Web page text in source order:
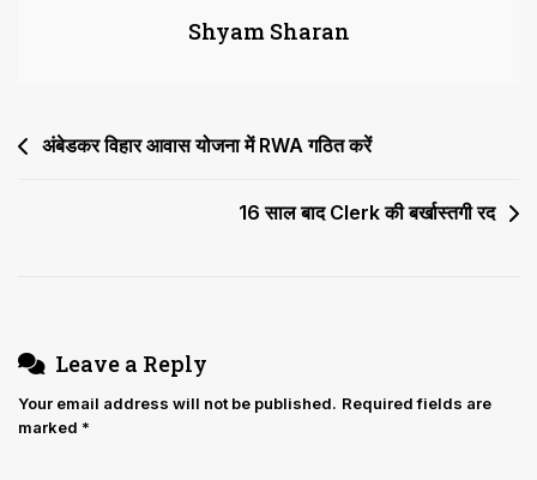
Shyam Sharan
Post
अंबेडकर विहार आवास योजना में RWA गठित करें
16 साल बाद Clerk की बर्खास्तगी रद
Leave a Reply
Your email address will not be published. Required fields are
marked *